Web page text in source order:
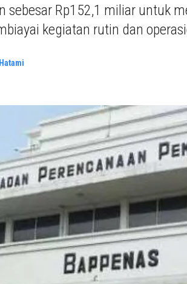
sebesar Rp152,1 miliar untuk
kegiatan rutin dan